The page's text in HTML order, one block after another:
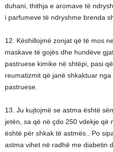
duhani, thithja e aromave të
i parfumeve të ndryshme brenda
12. Këshillojmë zonjat që të mos
maskave të gojës dhe hundëve
pastruese kimike në shtëpi, pasi
reumatizmit që janë shkaktuar
pastruese.
13. Ju kujtojmë se astma është
jetën, sa që në çdo 250 vdekje që
është për shkak të astmës.. Po
astma vihet në radhë me diabetin